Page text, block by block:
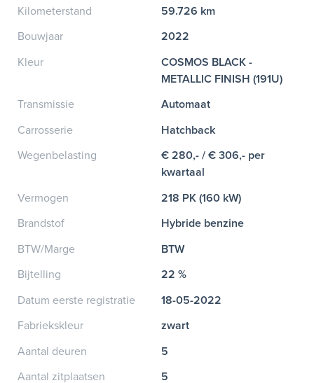
Kilometerstand
59.726 km
Bouwjaar
2022
Kleur
COSMOS BLACK -
METALLIC FINISH (191U)
Transmissie
Automaat
Carrosserie
Hatchback
Wegenbelasting
€ 280,- / € 306,- per
kwartaal
Vermogen
218 PK (160 kW)
Brandstof
Hybride benzine
BTW/Marge
BTW
Bijtelling
22 %
Datum eerste registratie
18-05-2022
Fabriekskleur
zwart
Aantal deuren
5
Aantal zitplaatsen
5